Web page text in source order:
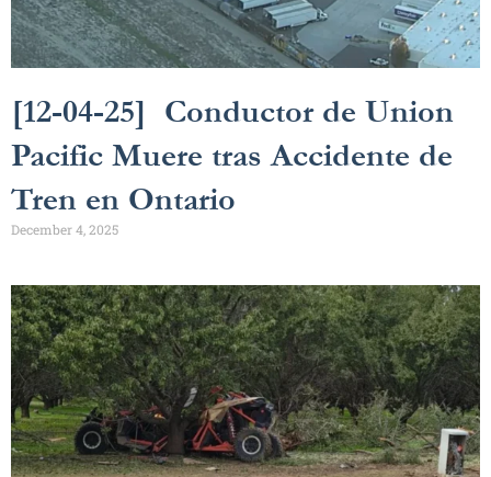
[12-04-25] Conductor de Union
Pacific Muere tras Accidente de
Tren en Ontario
December 4, 2025